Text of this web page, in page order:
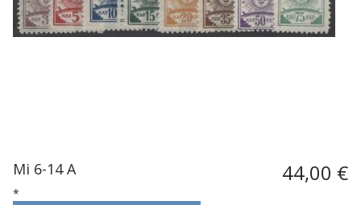
Mi 6-14 A 44,00 €
*